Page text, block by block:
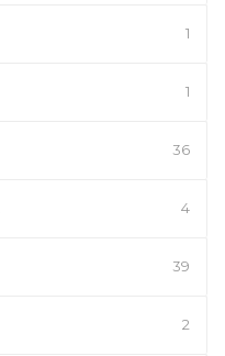
1
1
36
4
39
2